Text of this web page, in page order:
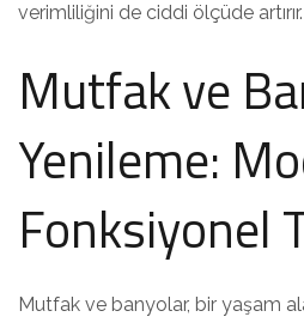
verimliliğini de ciddi ölçüde artırır.
Mutfak ve
Yenileme:
Fonksiyonel
Mutfak ve banyolar, bir yaşam